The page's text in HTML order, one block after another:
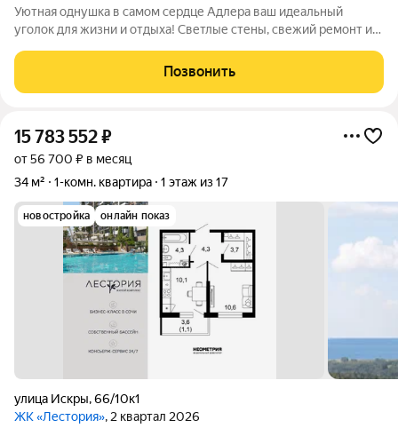
Уютная однушка в самом сердце Адлера ваш идеальный
уголок для жизни и отдыха! Светлые стены, свежий ремонт и
окна виды на оживлённый центр и зелёные скверы, а за
дверью вся инфраструктура под
Позвонить
15 783 552₽
от 56 700 ₽ в месяц
34 м²
1-комн. квартира 1 этаж из 17
новостройка онлайн показ
улица Искры,66/10к1
ЖК «Лестория», 2 квартал 2026